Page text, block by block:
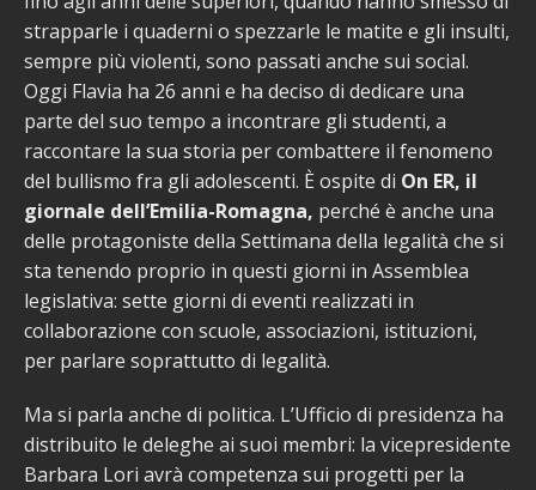
strapparle i quaderni o spezzarle le matite e gli insulti,
sempre più violenti, sono passati anche sui social.
Oggi Flavia ha 26 anni e ha deciso di dedicare una
parte del suo tempo a incontrare gli studenti, a
raccontare la sua storia per combattere il fenomeno
del bullismo fra gli adolescenti. È ospite di On ER, il
giornale dell’Emilia-Romagna, perché è anche una
delle protagoniste della Settimana della legalità che si
sta tenendo proprio in questi giorni in Assemblea
legislativa: sette giorni di eventi realizzati in
collaborazione con scuole, associazioni, istituzioni,
per parlare soprattutto di legalità.
Ma si parla anche di politica. L’Ufficio di presidenza ha
distribuito le deleghe ai suoi membri: la vicepresidente
Barbara Lori avrà competenza sui progetti per la